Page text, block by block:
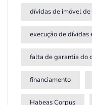
dívidas de imóvel
execução de
falta de garantia do
financiamento
Habeas Corpus